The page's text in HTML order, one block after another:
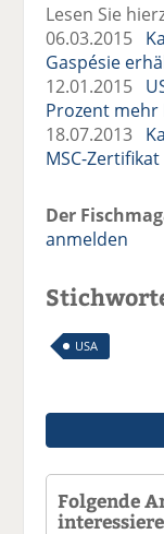
Lesen Sie
06.03.2015
Gaspésie
12.01.2015
Prozent
18.07.2013
MSC-Zertifikat
Der
anmelden
USA
Folgende